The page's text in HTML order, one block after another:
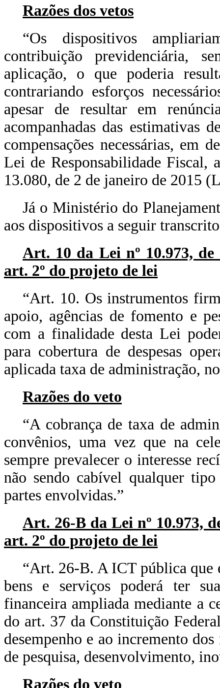
Razões dos vetos
“Os dispositivos
contribuição previdenciária,
aplicação, o que poderia
contrariando esforços
apesar de resultar em
acompanhadas das estimativas
compensações necessárias, em
Lei de Responsabilidade Fiscal,
13.080, de 2 de janeiro de 2015
Já o Ministério do
aos dispositivos a seguir
Art. 10 da Lei nº 10.973,
art. 2º do projeto de lei
“Art. 10. Os instrumentos
apoio, agências de fomento e
com a finalidade desta Lei
para cobertura de despesas
aplicada taxa de administração,
Razões do veto
“A cobrança de taxa de
convênios, uma vez que na
sempre prevalecer o interesse
não sendo cabível qualquer
partes envolvidas.”
Art. 26-B daLei nº 10.973,
art. 2º do projeto de lei
“Art. 26-B. A ICT pública que
bens e serviços poderá ter
financeira ampliada mediante a
do art. 37 da Constituição
desempenho e ao incremento
de pesquisa, desenvolvimento,
Razões do veto